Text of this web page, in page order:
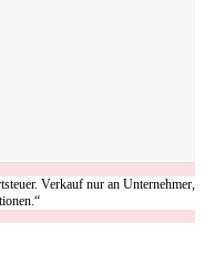
Verkauf nur an Unternehmer,